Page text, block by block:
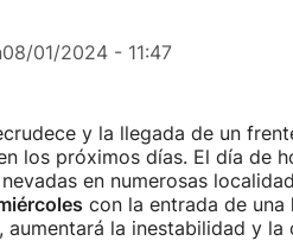
08/01/2024 - 11:47
y la llegada de un
los próximos días. El día de
en numerosas
con la entrada de una
aumentará la inestabilidad y